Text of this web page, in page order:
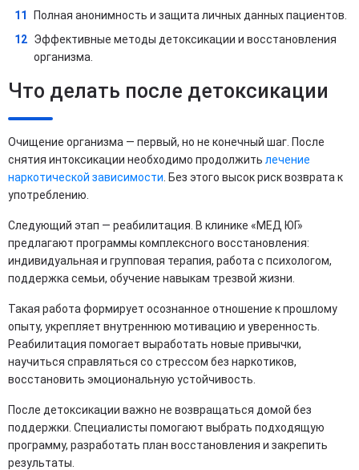
Полная анонимность и защита личных данных пациентов.
Эффективные методы детоксикации и восстановления
организма.
Что делать после детоксикации
Очищение организма — первый, но не конечный шаг. После
снятия интоксикации необходимо продолжить лечение
наркотической зависимости . Без этого высок риск возврата к
употреблению.
Следующий этап — реабилитация. В клинике «МЕД ЮГ»
предлагают программы комплексного восстановления:
индивидуальная и групповая терапия, работа с психологом,
поддержка семьи, обучение навыкам трезвой жизни.
Такая работа формирует осознанное отношение к прошлому
опыту, укрепляет внутреннюю мотивацию и уверенность.
Реабилитация помогает выработать новые привычки,
научиться справляться со стрессом без наркотиков,
восстановить эмоциональную устойчивость.
После детоксикации важно не возвращаться домой без
поддержки. Специалисты помогают выбрать подходящую
программу, разработать план восстановления и закрепить
результаты.